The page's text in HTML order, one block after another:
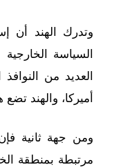
وتدرك الهند أن
السياسة الخارجية
العديد من
أميركا، والهند تضع
ومن جهة ثانية